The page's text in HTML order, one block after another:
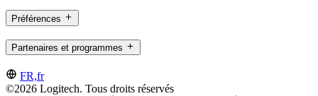
Préférences
Partenaires et programmes
FR,fr
©2026 Logitech. Tous droits réservés